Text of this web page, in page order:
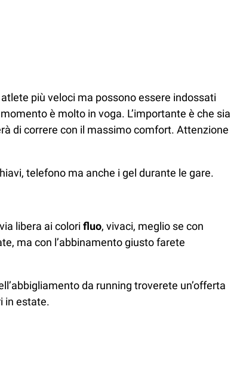
più veloci ma possono essere indossati
momento è molto in voga. L’importante è che sia
di correre con il massimo comfort. Attenzione
telefono ma anche i gel durante le gare.
libera ai colori fluo, vivaci, meglio se con
ma con l’abbinamento giusto farete
da running troverete un’offerta
in estate.